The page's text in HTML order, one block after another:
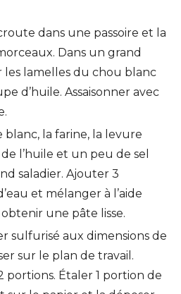
dans une passoire et la
Dans un grand
les lamelles du chou blanc
d’huile. Assaisonner avec
la farine, la levure
l’huile et un peu de sel
saladier. Ajouter 3
et mélanger à l’aide
une pâte lisse.
sulfurisé aux dimensions de
sur le plan de travail.
portions. Étaler 1 portion de